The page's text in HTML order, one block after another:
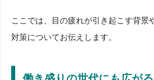
ここでは、目の疲れが引き起こす背景
対策についてお伝えします。